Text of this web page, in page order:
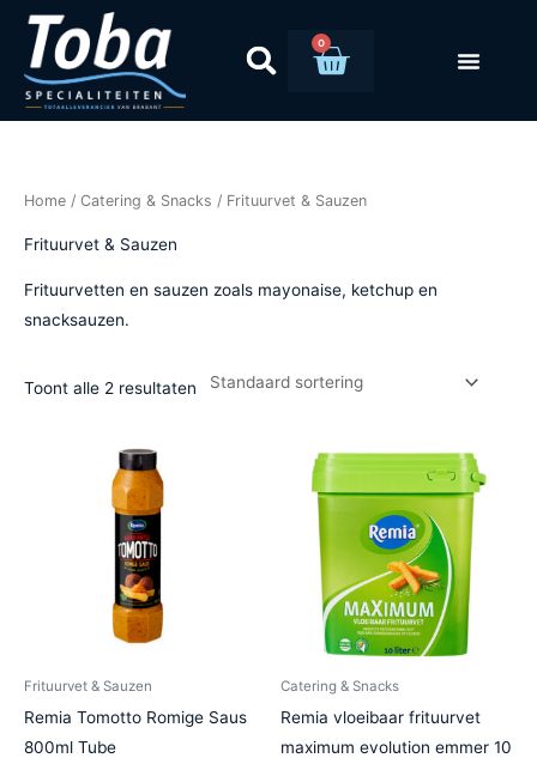
inhoud
0
Home / Catering & Snacks / Frituurvet & Sauzen
Frituurvet & Sauzen
Frituurvetten en sauzen zoals mayonaise, ketchup en
snacksauzen.
Toont alle 2 resultaten
Frituurvet & Sauzen
Remia Tomotto Romige Saus
800ml Tube
Catering & Snacks
Remia vloeibaar frituurvet
maximum evolution emmer 10